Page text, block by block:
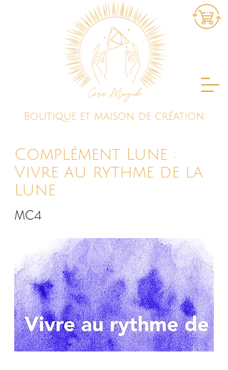
Boutique et maison de création
Complément Lune :
Vivre au rythme de la
Lune
MC4